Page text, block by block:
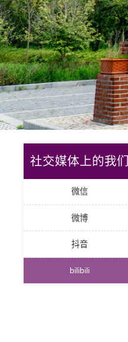
社交媒体上的我们
微信
微博
抖音
bilibili